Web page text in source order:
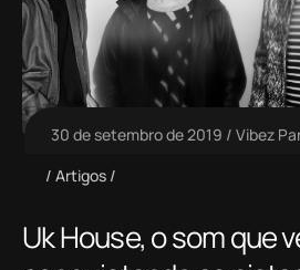
30 de setembro de 2019
Vibez
Artigos
Uk House, o som que